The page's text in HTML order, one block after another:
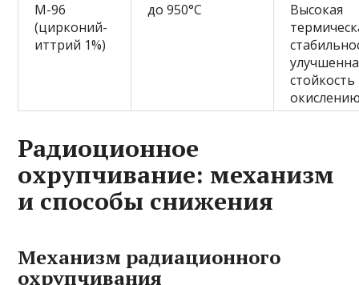
М-96
(цирконий-
иттрий 1%)
до 950°C
Высокая
стойкость
Радиоционное
охрупчивание: механизм
и способы снижения
Механизм радиационного
охрупчивания